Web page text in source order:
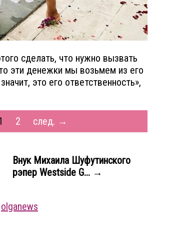
сделать, что нужно вызвать
эти денежки мы возьмем из его
это его ответственность»,
2 след. →
Внук Михаила Шуфутинского
рэпер Westside G... →
olganews